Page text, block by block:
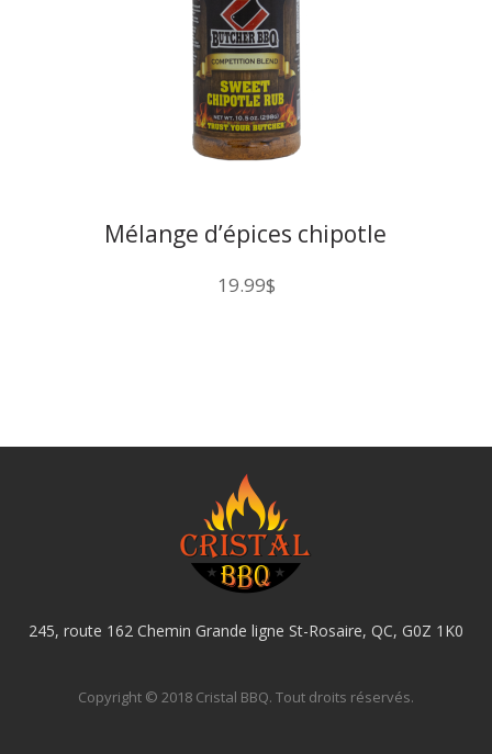
Mélange d’épices chipotle
19.99$
245, route 162 Chemin Grande ligne St-Rosaire, QC, G0Z 1K0
Copyright © 2018 Cristal BBQ. Tout droits réservés.